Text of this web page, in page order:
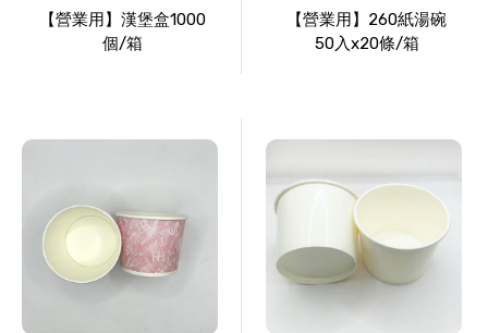
【營業用】漢堡盒1000
個/箱
【營業用】260紙湯碗
50入x20條/箱